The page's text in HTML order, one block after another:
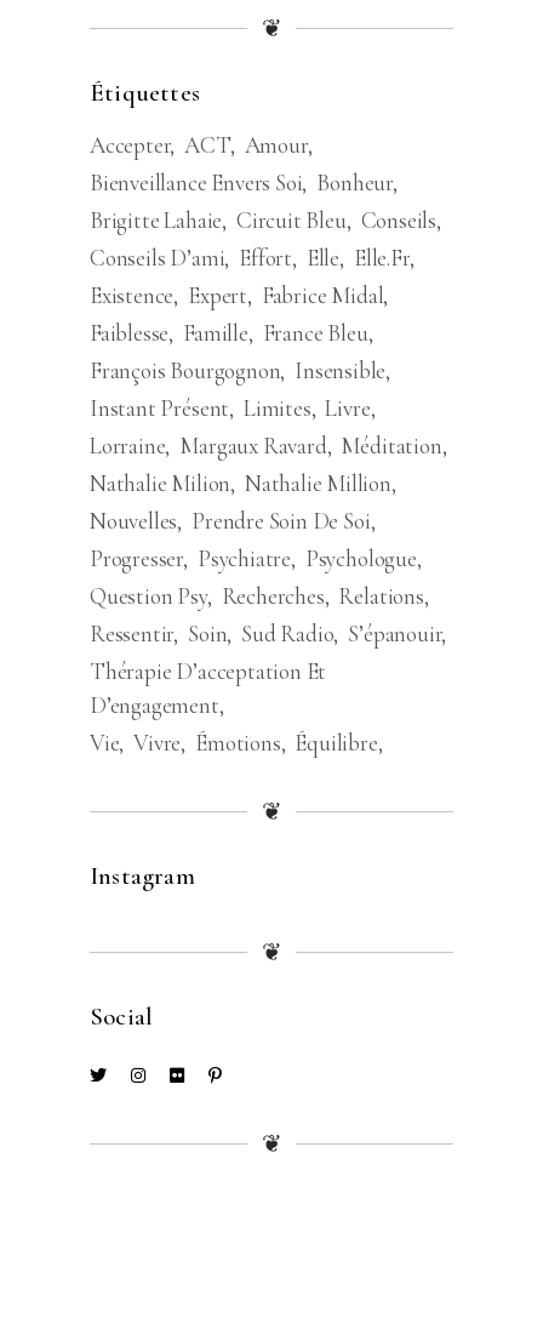
❦
Étiquettes
Accepter ACT Amour
Bienveillance Envers Soi Bonheur
Brigitte Lahaie Circuit Bleu Conseils
Conseils D’ami Effort Elle
Elle.fr
Existence
Expert
Fabrice Midal
Faiblesse
Famille
France Bleu
François Bourgognon Insensible
Instant Présent Limites Livre
Lorraine Margaux Ravard Méditation
Nathalie Milion Nathalie Million
Nouvelles
Prendre Soin De Soi
Progresser Psychiatre
Psychologue
Question Psy Recherches Relations
Ressentir Soin Sud Radio S’épanouir
Thérapie D’acceptation Et
D’engagement
Vie Vivre Émotions Équilibre
❦
Instagram
❦
Social
❦